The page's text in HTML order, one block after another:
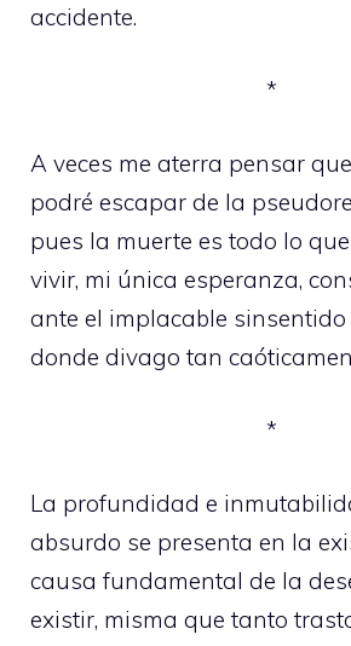
accidente.
*
A veces me aterra pensar
podré escapar de la
pues la muerte es todo lo
vivir, mi única esperanza,
ante el implacable sinsentido
donde divago tan
*
La profundidad e
absurdo se presenta en la
causa fundamental de la
existir, misma que tanto